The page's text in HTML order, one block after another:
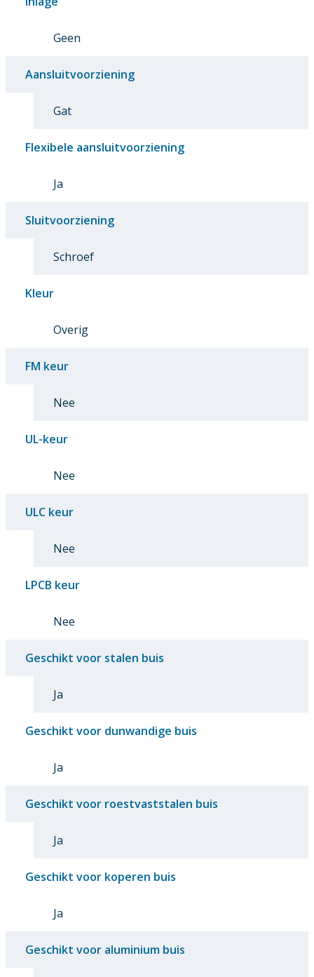
Geen
Aansluitvoorziening
Gat
Flexibele aansluitvoorziening
Ja
Sluitvoorziening
Schroef
Kleur
Overig
FM keur
Nee
UL-keur
Nee
ULC keur
Nee
LPCB keur
Nee
Geschikt voor stalen buis
Ja
Geschikt voor dunwandige buis
Ja
Geschikt voor roestvaststalen buis
Ja
Geschikt voor koperen buis
Ja
Geschikt voor aluminium buis